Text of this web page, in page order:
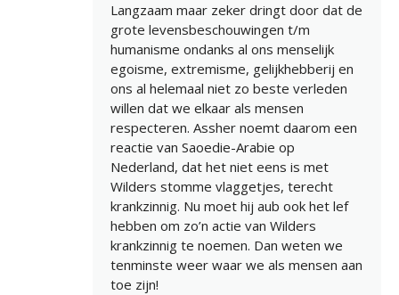
Langzaam maar zeker dringt door dat de
grote levensbeschouwingen t/m
humanisme ondanks al ons menselijk
egoisme, extremisme, gelijkhebberij en
ons al helemaal niet zo beste verleden
willen dat we elkaar als mensen
respecteren. Assher noemt daarom een
reactie van Saoedie-Arabie op
Nederland, dat het niet eens is met
Wilders stomme vlaggetjes, terecht
krankzinnig. Nu moet hij aub ook het lef
hebben om zo’n actie van Wilders
krankzinnig te noemen. Dan weten we
tenminste weer waar we als mensen aan
toe zijn!